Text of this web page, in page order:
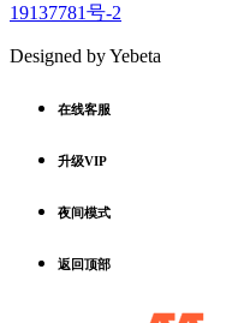
19137781号-2
Designed by Yebeta
在线客服
升级VIP
夜间模式
返回顶部